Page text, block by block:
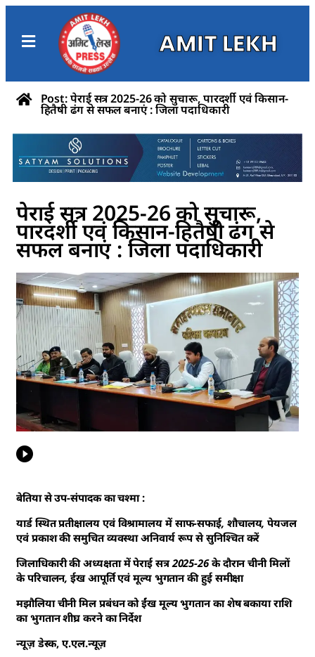
AMIT LEKH
Post: पेराई सत्र 2025-26 को सुचारू, पारदर्शी एवं किसान-
हितैषी ढंग से सफल बनाएं : जिला पदाधिकारी
पेराई सत्र 2025-26 को सुचारू,
पारदर्शी एवं किसान-हितैषी ढंग से
सफल बनाएं : जिला पदाधिकारी
बेतिया से उप-संपादक का चश्मा :
यार्ड स्थित प्रतीक्षालय एवं विश्रामालय में साफ-सफाई, शौचालय, पेयजल
एवं प्रकाश की समुचित व्यवस्था अनिवार्य रूप से सुनिश्चित करें
जिलाधिकारी की अध्यक्षता में पेराई सत्र 2025-26 के दौरान चीनी मिलों
के परिचालन, ईख आपूर्ति एवं मूल्य भुगतान की हुई समीक्षा
मझौलिया चीनी मिल प्रबंधन को ईंख मूल्य भुगतान का शेष बकाया राशि
का भुगतान शीघ्र करने का निर्देश
न्यूज़ डेस्क, ए.एल.न्यूज़